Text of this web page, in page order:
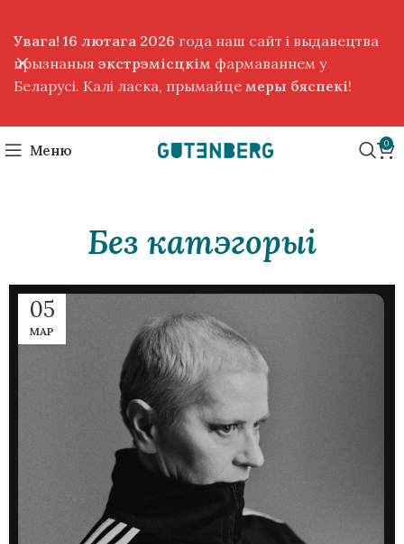
Меню 0
Без катэгорыі
05
МАР
Увага! 16 лютага 2026 года наш сайт і выдавецтва
прызнаныя экстрэмісцкім фармаваннем у
Беларусі. Калі ласка, прымайце меры бяспекі!